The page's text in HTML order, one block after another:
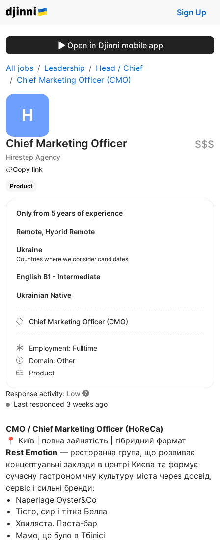
Sign Up
Open in Djinni mobile app
All jobs Leadership
Head / Chief
Chief Marketing Officer (CMO)
Chief Marketing Officer
Hirestep Agency
Copy link
$$$
Product
CMO / Chief Marketing Officer (HoReCa)
📍 Київ | повна зайнятість | гібридний формат
Rest Emotion — ресторанна група, що розвиває
концептуальні заклади в центрі Києва та формує
сучасну гастрономічну культуру міста через досвід,
сервіс і сильні бренди:
Naperlage Oyster&Co
Тісто, сир і тітка Белла
Хвиляста. Паста-бар
Мамо, це було в Тбілісі
Only from 5 years of experience
Remote, Hybrid Remote
Ukraine
Countries where we consider candidates
English B1 - Intermediate
Ukrainian Native
Chief Marketing Officer (CMO)
Employment: Fulltime
Domain: Other
Product
Response activity: Low
Last responded 3 weeks ago